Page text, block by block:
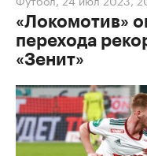
«Локомотив»
перехода
«Зенит»